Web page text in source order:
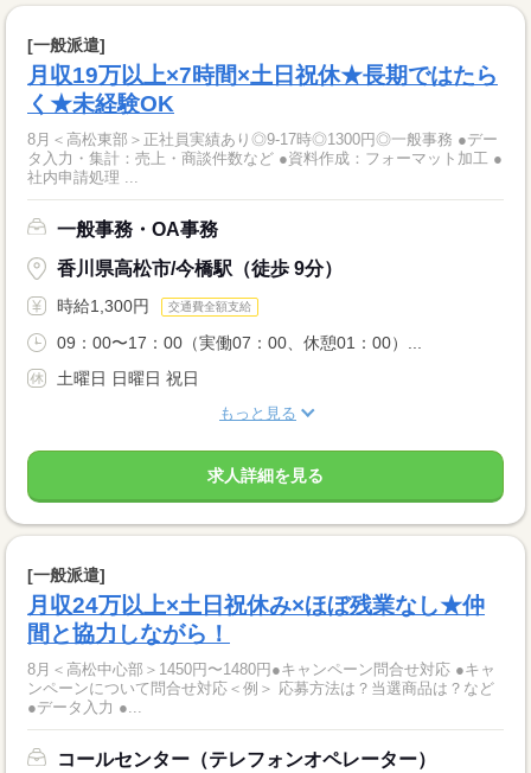
[一般派遣]
月収19万以上×7時間×土日祝休★長期ではたら
く★未経験OK
8月＜高松東部＞正社員実績あり◎9‐17時◎1300円◎一般事務 ●デー
タ入力・集計：売上・商談件数など ●資料作成：フォーマット加工 ●
社内申請処理 ...
一般事務・OA事務
香川県高松市/今橋駅（徒歩 9分）
時給1,300円 交通費全額支給
09：00〜17：00（実働07：00、休憩01：00）...
土曜日 日曜日 祝日
もっと見る
求人詳細を見る
[一般派遣]
月収24万以上×土日祝休み×ほぼ残業なし★仲
間と協力しながら！
8月＜高松中心部＞1450円〜1480円●キャンペーン問合せ対応 ●キャ
ンペーンについて問合せ対応＜例＞ 応募方法は？当選商品は？など
●データ入力 ●...
コールセンター（テレフォンオペレーター）